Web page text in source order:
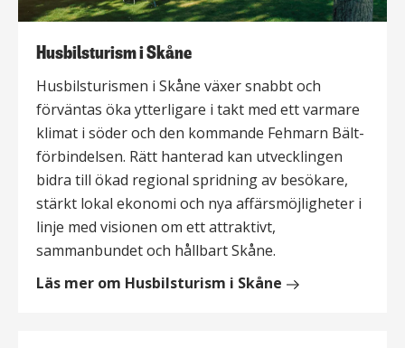
Husbilsturism i Skåne
Husbilsturismen i Skåne växer snabbt och
förväntas öka ytterligare i takt med ett varmare
klimat i söder och den kommande Fehmarn Bält-
förbindelsen. Rätt hanterad kan utvecklingen
bidra till ökad regional spridning av besökare,
stärkt lokal ekonomi och nya affärsmöjligheter i
linje med visionen om ett attraktivt,
sammanbundet och hållbart Skåne.​
Läs mer om Husbilsturism i Skåne